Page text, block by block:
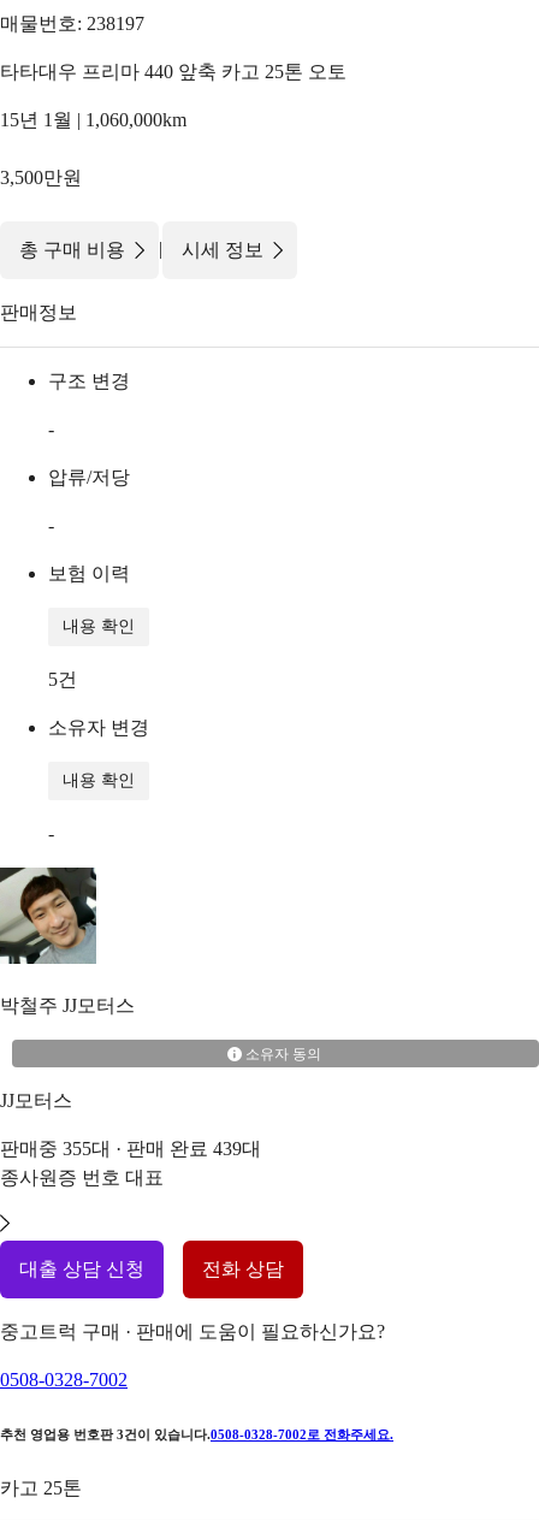
매물번호: 238197
타타대우 프리마 440 앞축 카고 25톤 오토
15년 1월 | 1,060,000km
3,500만원
총 구매 비용 | 시세 정보
판매정보
구조 변경
-
압류/저당
-
보험 이력
내용 확인
5건
소유자 변경
내용 확인
-
박철주 JJ모터스
소유자 동의
JJ모터스
판매중 355대 · 판매 완료 439대
종사원증 번호 대표
대출 상담 신청 전화 상담
중고트럭 구매 · 판매에 도움이 필요하신가요?
0508-0328-7002
추천 영업용 번호판 3건이 있습니다.0508-0328-7002 로 전화주세요.
카고 25톤